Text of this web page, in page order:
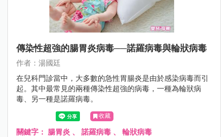
傳染性超強的腸胃炎病毒──諾羅病毒與輪狀病毒
作者：湯國廷
在兒科門診當中，大多數的急性胃腸炎是由於感染病毒而引
起。其中最常見的兩種傳染性超強的病毒，一種為輪狀病
毒、另一種是諾羅病毒。
收藏
關鍵字： 腸胃炎 、 諾羅病毒 、 輪狀病毒